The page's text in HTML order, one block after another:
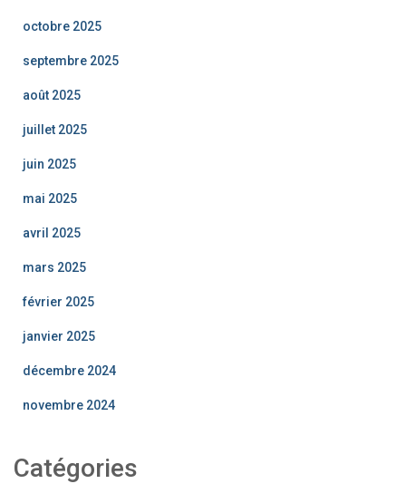
octobre 2025
septembre 2025
août 2025
juillet 2025
juin 2025
mai 2025
avril 2025
mars 2025
février 2025
janvier 2025
décembre 2024
novembre 2024
Catégories